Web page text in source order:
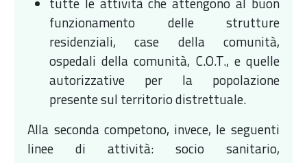
funzionamento delle strutture
residenziali, case della comunità,
ospedali della comunità, C.O.T., e quelle
autorizzative per la popolazione
presente sul territorio distrettuale.
Alla seconda competono, invece, le seguenti
linee di attività: socio sanitario,